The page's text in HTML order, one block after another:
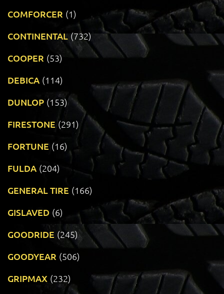
COMFORCER (1)
CONTINENTAL (732)
COOPER (53)
DEBICA (114)
DUNLOP (153)
FIRESTONE (291)
FORTUNE (16)
FULDA (204)
GENERAL TIRE (166)
GISLAVED (6)
GOODRIDE (245)
GOODYEAR (506)
GRIPMAX (232)